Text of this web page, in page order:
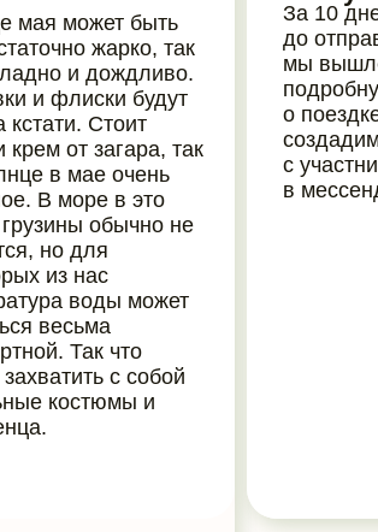
мая может быть
жарко, так
и дождливо.
и флиски будут
кстати. Стоит
крем от загара, так
в мае очень
В море в это
обычно не
но для
из нас
воды может
весьма
Так что
с собой
костюмы и
За 10
до
мы
о
с
в